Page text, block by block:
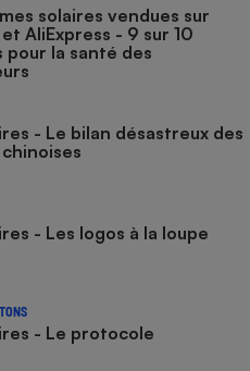
solaires vendues sur
AliExpress - 9 sur 10
pour la santé des
- Le bilan désastreux des
- Les logos à la loupe
- Le protocole